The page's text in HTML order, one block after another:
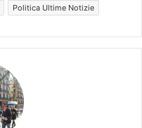
Politica Ultime Notizie